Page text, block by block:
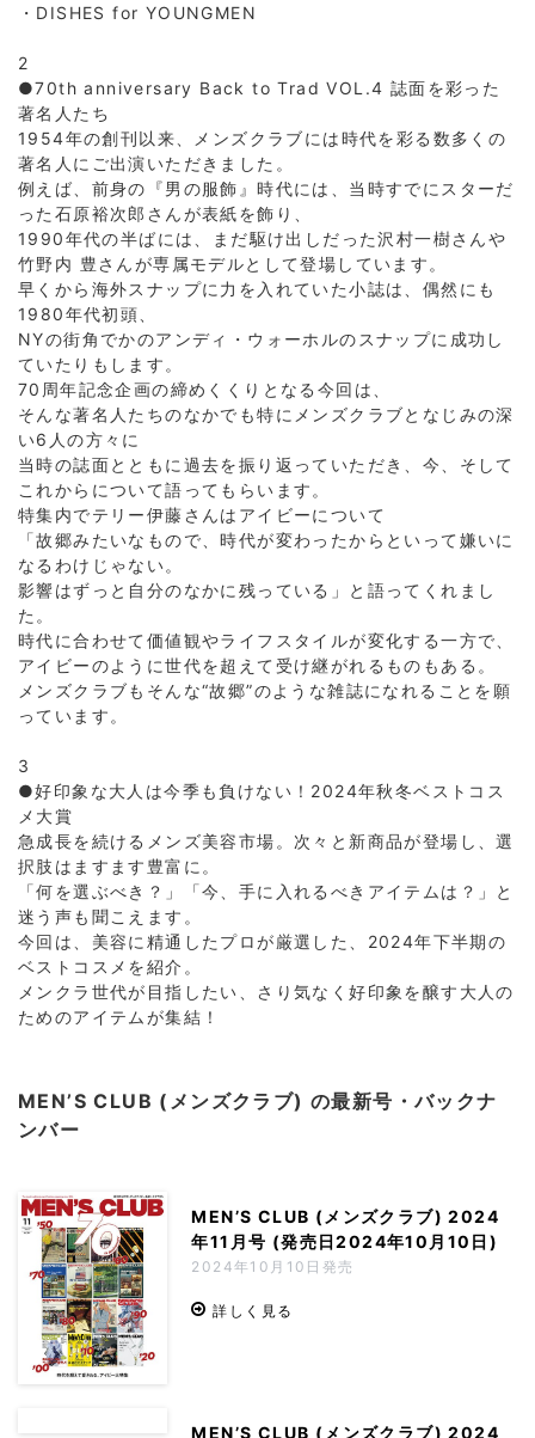
・DISHES for YOUNGMEN
2
●70th anniversary Back to Trad VOL.4 誌面を彩った
著名人たち
1954年の創刊以来、メンズクラブには時代を彩る数多くの
著名人にご出演いただきました。
例えば、前身の『男の服飾』時代には、当時すでにスターだ
った石原裕次郎さんが表紙を飾り、
1990年代の半ばには、まだ駆け出しだった沢村一樹さんや
竹野内 豊さんが専属モデルとして登場しています。
早くから海外スナップに力を入れていた小誌は、偶然にも
1980年代初頭、
NYの街角でかのアンディ・ウォーホルのスナップに成功し
ていたりもします。
70周年記念企画の締めくくりとなる今回は、
そんな著名人たちのなかでも特にメンズクラブとなじみの深
い6人の方々に
当時の誌面とともに過去を振り返っていただき、今、そして
これからについて語ってもらいます。
特集内でテリー伊藤さんはアイビーについて
「故郷みたいなもので、時代が変わったからといって嫌いに
なるわけじゃない。
影響はずっと自分のなかに残っている」と語ってくれまし
た。
時代に合わせて価値観やライフスタイルが変化する一方で、
アイビーのように世代を超えて受け継がれるものもある。
メンズクラブもそんな“故郷”のような雑誌になれることを願
っています。
3
●好印象な大人は今季も負けない！2024年秋冬ベストコス
メ大賞
急成長を続けるメンズ美容市場。次々と新商品が登場し、選
択肢はますます豊富に。
「何を選ぶべき？」「今、手に入れるべきアイテムは？」と
迷う声も聞こえます。
今回は、美容に精通したプロが厳選した、2024年下半期の
ベストコスメを紹介。
メンクラ世代が目指したい、さり気なく好印象を醸す大人の
ためのアイテムが集結！
MEN’S CLUB (メンズクラブ) の最新号・バックナ
ンバー
MEN’S CLUB (メンズクラブ) 2024
年11月号 (発売日2024年10月10日)
2024年10月10日発売
詳しく見る
MEN’S CLUB (メンズクラブ) 2024